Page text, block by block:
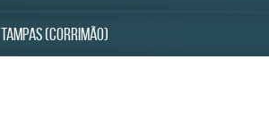
TAMPAS (CORRIMÃO)